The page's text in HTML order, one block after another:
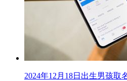
2024年12月18日出生男孩取